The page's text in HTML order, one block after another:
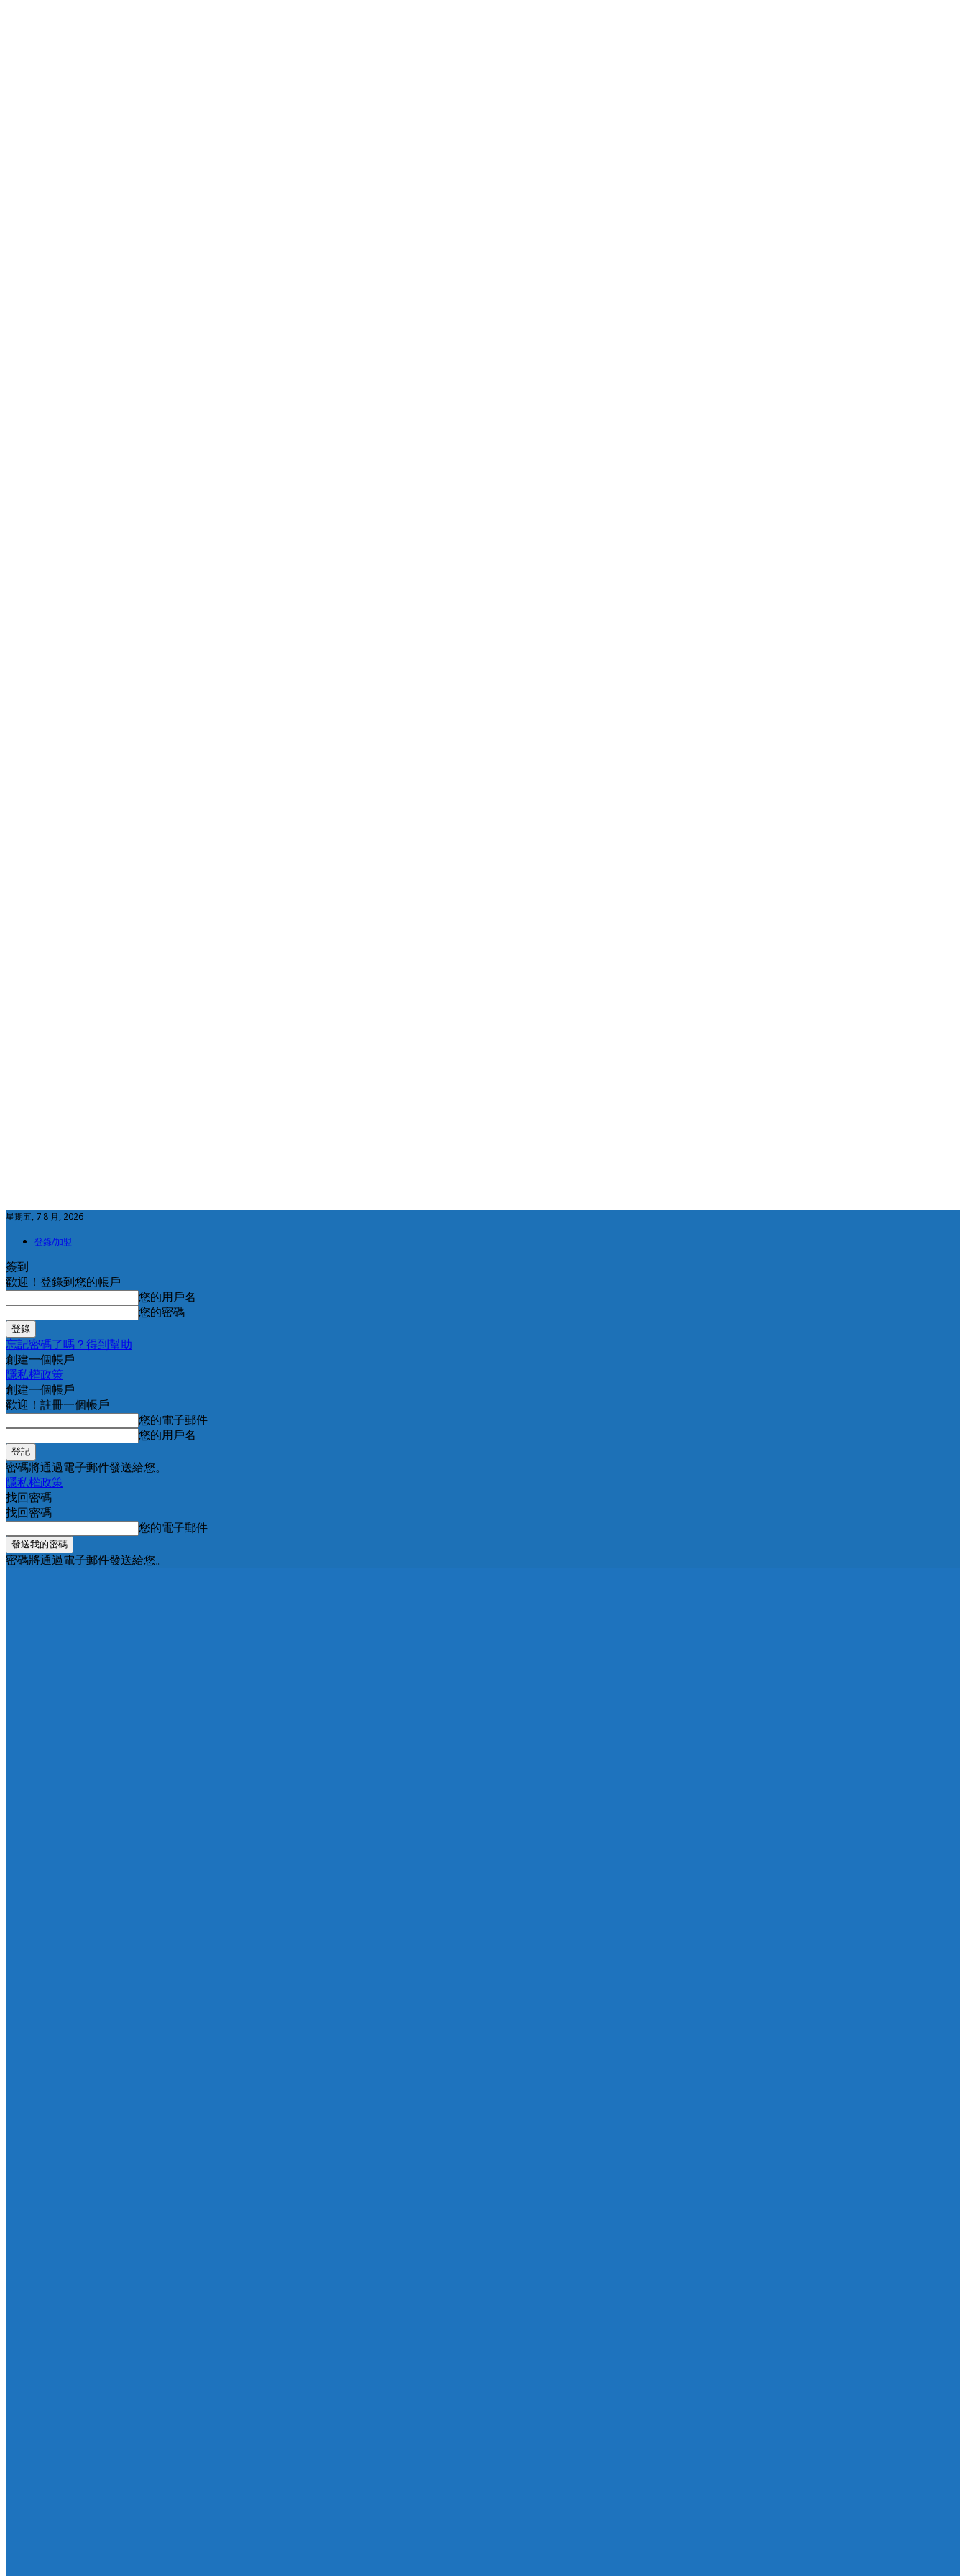
星期五, 7 8 月, 2026
登錄/加盟
簽到
歡迎！登錄到您的帳戶
您的用戶名
您的密碼
忘記密碼了嗎？得到幫助
創建一個帳戶
隱私權政策
創建一個帳戶
歡迎！註冊一個帳戶
您的電子郵件
您的用戶名
密碼將通過電子郵件發送給您。
隱私權政策
找回密碼
找回密碼
您的電子郵件
密碼將通過電子郵件發送給您。